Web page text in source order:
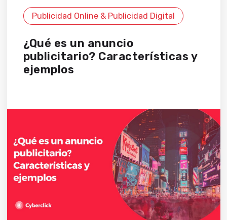
Publicidad Online & Publicidad Digital
¿Qué es un anuncio
publicitario? Características y
ejemplos